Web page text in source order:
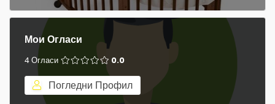
Мои Огласи
4 Огласи 0.0
Погледни Профил